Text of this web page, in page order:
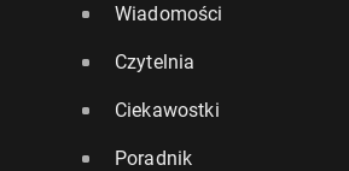
Wiadomości
Czytelnia
Ciekawostki
Poradnik